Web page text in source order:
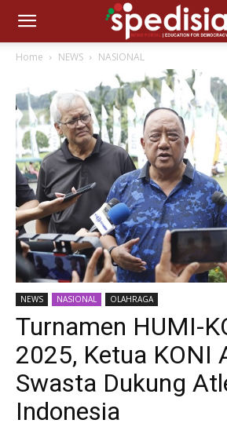
Home NEWS NASIONAL
NEWS NASIONAL OLAHRAGA
Turnamen HUMI-
2025, Ketua KONI
Swasta Dukung
Indonesia